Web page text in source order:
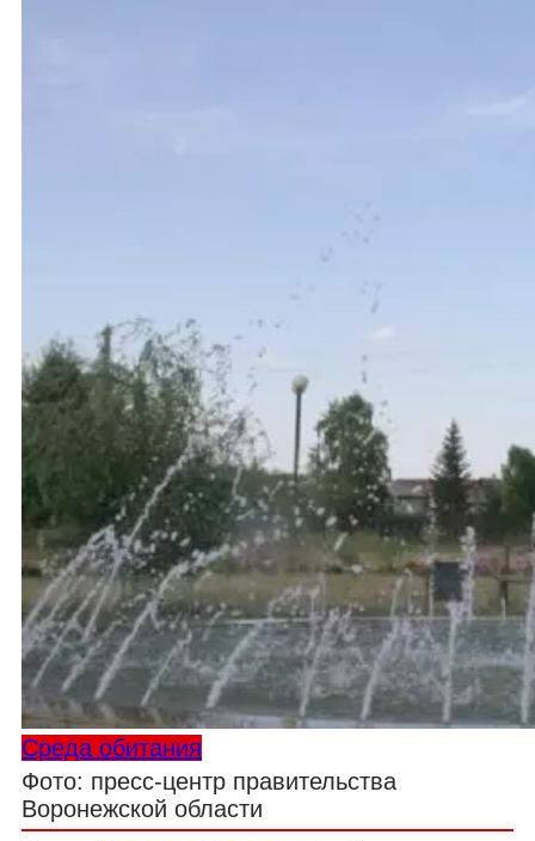
Среда обитания
Фото: пресс-центр правительства
Воронежской области